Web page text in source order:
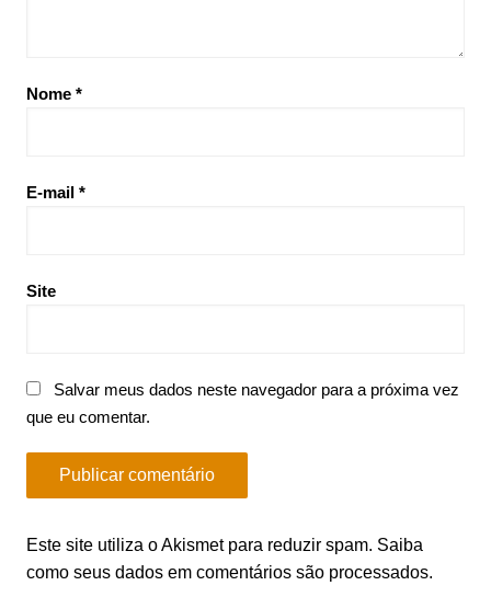
Nome *
E-mail *
Site
Salvar meus dados neste navegador para a próxima vez
que eu comentar.
Este site utiliza o Akismet para reduzir spam. Saiba
como seus dados em comentários são processados.